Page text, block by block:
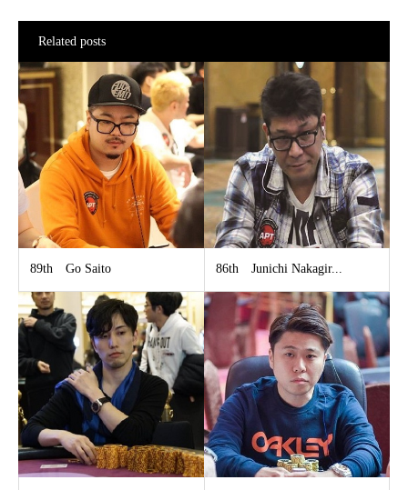
Related posts
89th Go Saito 86th Junichi Nakagir...